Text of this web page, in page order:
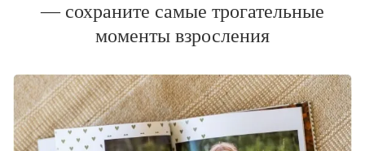
— сохраните самые трогательные
моменты взросления